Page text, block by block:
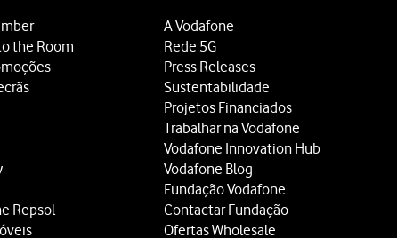
the Room
Repsol
A Vodafone
Rede 5G
Press Releases
Sustentabilidade
Projetos Financiados
Trabalhar na Vodafone
Vodafone Innovation Hub
Vodafone Blog
Fundação Vodafone
Contactar Fundação
Ofertas Wholesale